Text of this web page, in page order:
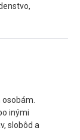
inými
slobôd a